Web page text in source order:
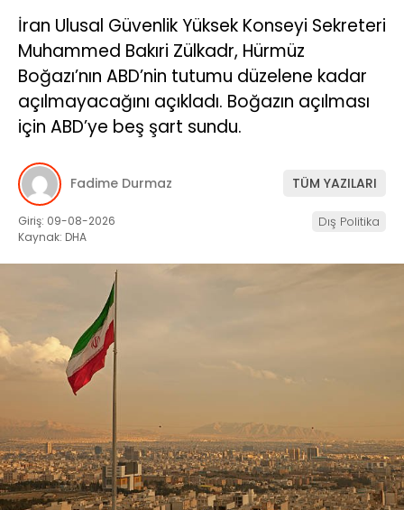
İran Ulusal Güvenlik Yüksek Konseyi Sekreteri
Muhammed Bakıri Zülkadr, Hürmüz
Boğazı’nın ABD’nin tutumu düzelene kadar
açılmayacağını açıkladı. Boğazın açılması
için ABD’ye beş şart sundu.
Fadime Durmaz TÜM YAZILARI
Giriş: 09-08-2026
Kaynak: DHA
Dış Politika